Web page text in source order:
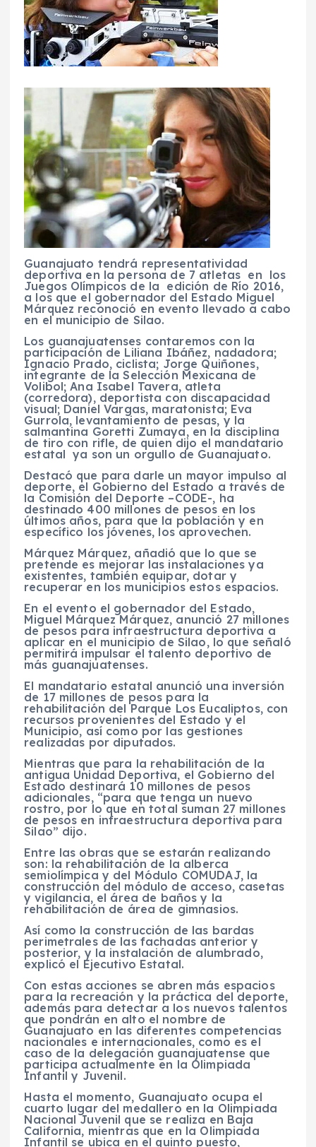
Guanajuato tendrá representatividad
deportiva en la persona de 7 atletas en los
Juegos Olímpicos de la edición de Río 2016,
a los que el gobernador del Estado Miguel
Márquez reconoció en evento llevado a cabo
en el municipio de Silao.
Los guanajuatenses contaremos con la
participación de Liliana Ibáñez, nadadora;
Ignacio Prado, ciclista; Jorge Quiñones,
integrante de la Selección Mexicana de
Volibol; Ana Isabel Tavera, atleta
(corredora), deportista con discapacidad
visual; Daniel Vargas, maratonista; Eva
Gurrola, levantamiento de pesas, y la
salmantina Goretti Zumaya, en la disciplina
de tiro con rifle, de quien dijo el mandatario
estatal ya son un orgullo de Guanajuato.
Destacó que para darle un mayor impulso al
deporte, el Gobierno del Estado a través de
la Comisión del Deporte –CODE-, ha
destinado 400 millones de pesos en los
últimos años, para que la población y en
específico los jóvenes, los aprovechen.
Márquez Márquez, añadió que lo que se
pretende es mejorar las instalaciones ya
existentes, también equipar, dotar y
recuperar en los municipios estos espacios.
En el evento el gobernador del Estado,
Miguel Márquez Márquez, anunció 27 millones
de pesos para infraestructura deportiva a
aplicar en el municipio de Silao, lo que señaló
permitirá impulsar el talento deportivo de
más guanajuatenses.
El mandatario estatal anunció una inversión
de 17 millones de pesos para la
rehabilitación del Parque Los Eucaliptos, con
recursos provenientes del Estado y el
Municipio, así como por las gestiones
realizadas por diputados.
Mientras que para la rehabilitación de la
antigua Unidad Deportiva, el Gobierno del
Estado destinará 10 millones de pesos
adicionales, “para que tenga un nuevo
rostro, por lo que en total suman 27 millones
de pesos en infraestructura deportiva para
Silao” dijo.
Entre las obras que se estarán realizando
son: la rehabilitación de la alberca
semiolímpica y del Módulo COMUDAJ, la
construcción del módulo de acceso, casetas
y vigilancia, el área de baños y la
rehabilitación de área de gimnasios.
Así como la construcción de las bardas
perimetrales de las fachadas anterior y
posterior, y la instalación de alumbrado,
explicó el Ejecutivo Estatal.
Con estas acciones se abren más espacios
para la recreación y la práctica del deporte,
además para detectar a los nuevos talentos
que pondrán en alto el nombre de
Guanajuato en las diferentes competencias
nacionales e internacionales, como es el
caso de la delegación guanajuatense que
participa actualmente en la Olimpiada
Infantil y Juvenil.
Hasta el momento, Guanajuato ocupa el
cuarto lugar del medallero en la Olimpiada
Nacional Juvenil que se realiza en Baja
California, mientras que en la Olimpiada
Infantil se ubica en el quinto puesto,